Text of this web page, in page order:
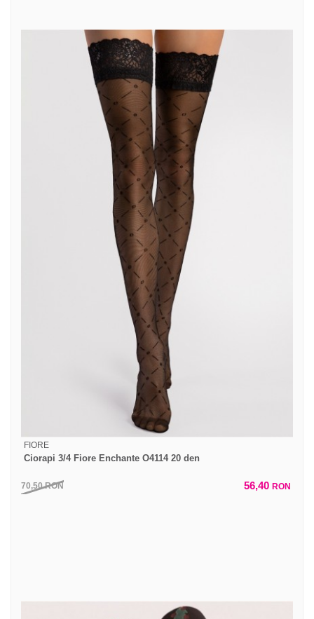
FIORE
Ciorapi 3/4 Fiore Enchante O4114 20 den
70,50RON 56,40 RON